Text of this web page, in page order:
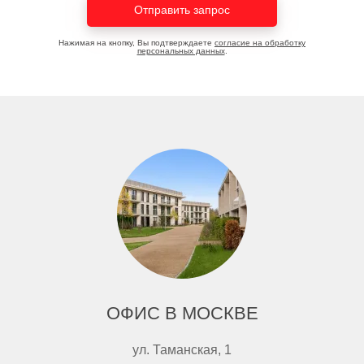
Отправить запрос
Нажимая на кнопку, Вы подтверждаете согласие на обработку
персональных данных.
ОФИС В МОСКВЕ
ул. Таманская, 1